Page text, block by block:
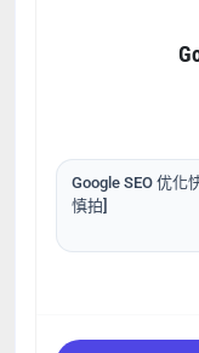
Google SEO 优化
慎拍]